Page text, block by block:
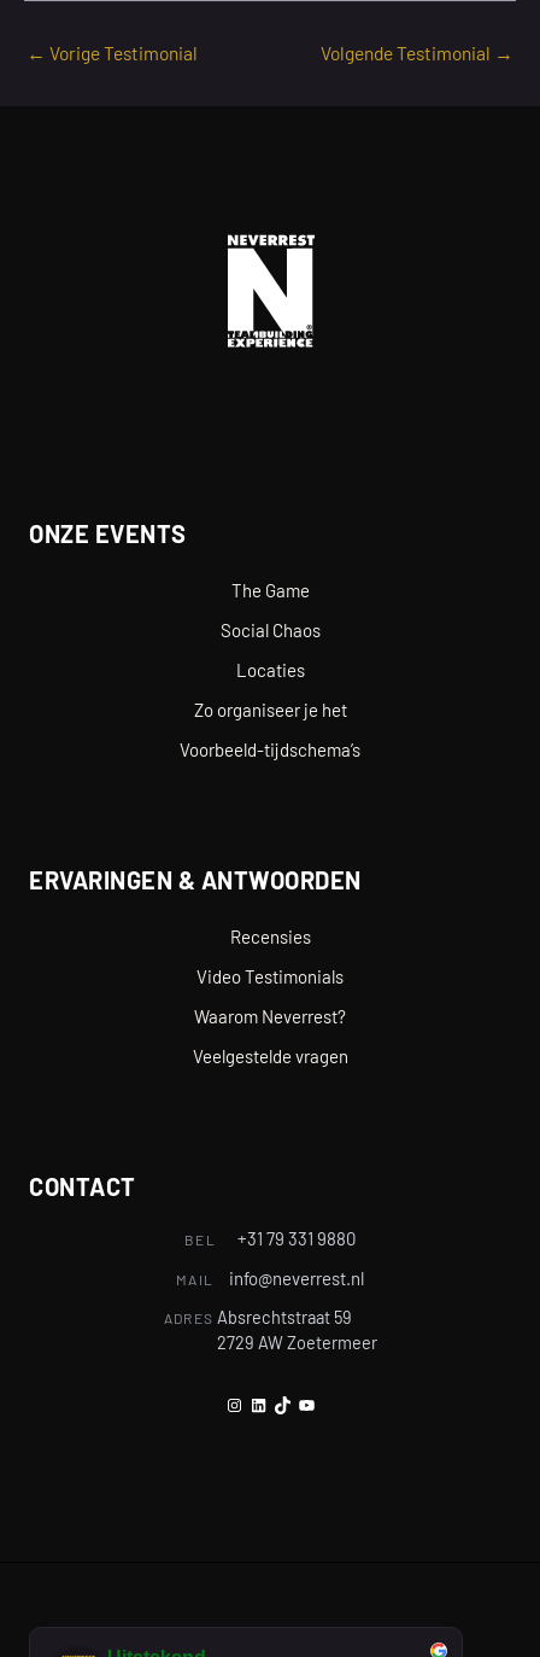
← Vorige Testimonial Volgende Testimonial →
ONZE EVENTS
The Game
Social Chaos
Locaties
Zo organiseer je het
Voorbeeld-tijdschema’s
ERVARINGEN & ANTWOORDEN
Recensies
Video Testimonials
Waarom Neverrest?
Veelgestelde vragen
CONTACT
BEL +31 79 331 9880
MAIL info@neverrest.nl
ADRES Absrechtstraat 59
2729 AW Zoetermeer
Instagram
LinkedIn
TikTokYouTube